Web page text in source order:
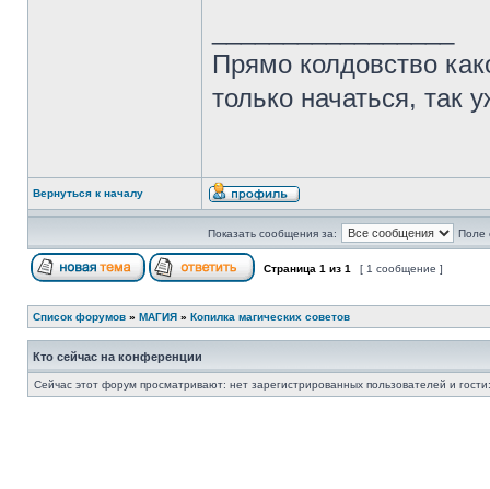
Прямо колдовство
только начаться, так
Вернуться к началу
Показать сообщения за: Поле
Страница 1 из 1 [ 1 сообщение ]
Список форумов » МАГИЯ » Копилка магических советов
Кто сейчас на конференции
Сейчас этот форум просматривают: нет зарегистрированных пользователей и